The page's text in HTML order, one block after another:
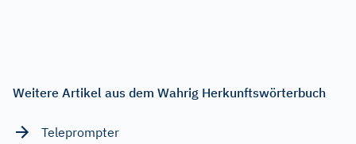
Weitere Artikel aus dem Wahrig Herkunftswörterbuch
Teleprompter